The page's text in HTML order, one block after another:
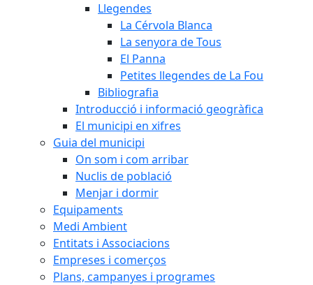
Llegendes
La Cérvola Blanca
La senyora de Tous
El Panna
Petites llegendes de La Fou
Bibliografia
Introducció i informació geogràfica
El municipi en xifres
Guia del municipi
On som i com arribar
Nuclis de població
Menjar i dormir
Equipaments
Medi Ambient
Entitats i Associacions
Empreses i comerços
Plans, campanyes i programes